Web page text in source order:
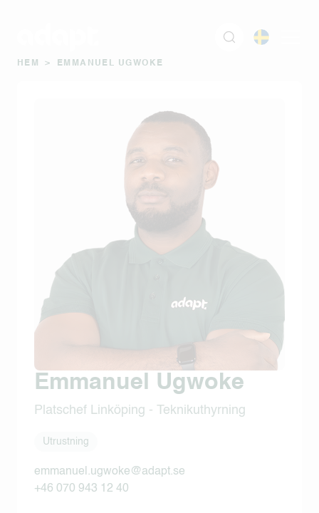
HEM > EMMANUEL UGWOKE
Emmanuel Ugwoke
Platschef Linköping - Teknikuthyrning
Utrustning
emmanuel.ugwoke@adapt.se
+46 070 943 12 40‬